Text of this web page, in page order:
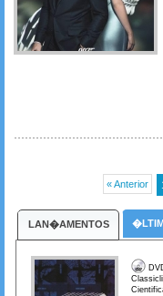
« Anterior
LAN�AMENTOS